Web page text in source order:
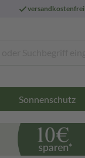
versandkostenfrei
Sonnenschutz